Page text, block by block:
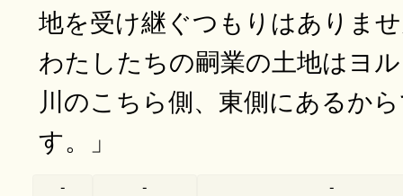
地を受け継ぐつもりはありま
わたしたちの嗣業の土地はヨ
川のこちら側、東側にあるか
す。」
- - -